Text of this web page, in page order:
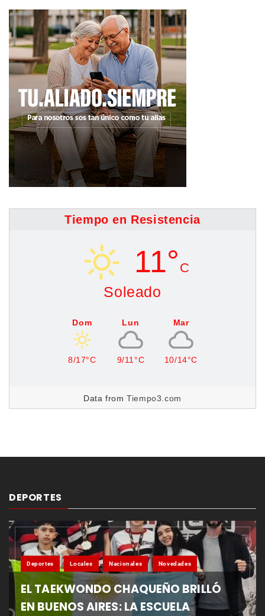
Tiempo en Resistencia
11° C
Soleado
Dom
8/17°C
Lun
9/11°C
Mar
10/14°C
Data fromTiempo3.com
DEPORTES
Deportes Locales Nacionales Novedades
EL TAEKWONDO CHAQUEÑO BRILLÓ
EN BUENOS AIRES: LA ESCUELA